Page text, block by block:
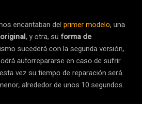
encantaban del primer modelo, una
, y otra, su forma de
sucederá con la segunda versión,
autorrepararse en caso de sufrir
vez su tiempo de reparación será
alrededor de unos 10 segundos.